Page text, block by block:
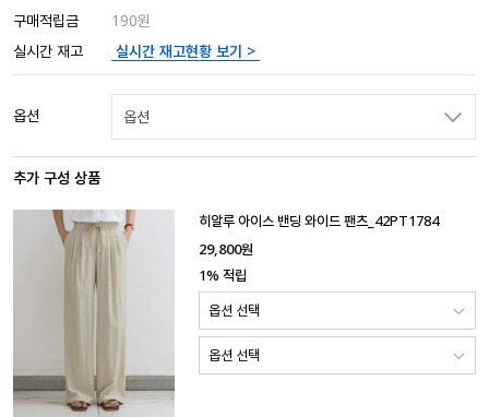
구매적립금
190원
실시간 재고
실시간 재고현황 보기 >
옵션 옵션
추가 구성 상품
히알루 아이스 밴딩 와이드 팬츠_42PT1784
29,800원
1% 적립